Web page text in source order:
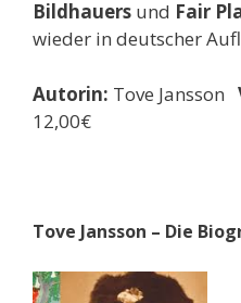
Bildhauers und Fair
wieder in deutscher
Autorin: Tove Jansson
12,00€
Tove Jansson – Die